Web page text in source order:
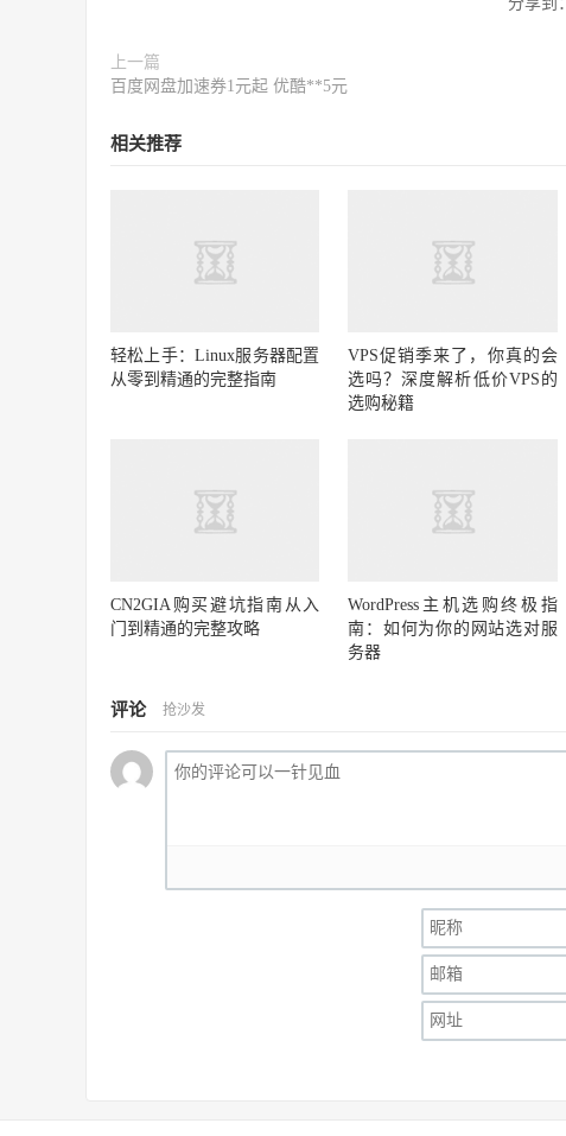
上一篇
百度网盘加速券1元起 优酷**5元
相关推荐
轻松上手：Linux服务器配置
从零到精通的完整指南
VPS促销季来了，你真的会
选吗？深度解析低价VPS的
选购秘籍
CN2GIA购买避坑指南从入
门到精通的完整攻略
WordPress主机选购终极指
南：如何为你的网站选对服
务器
评论 抢沙发